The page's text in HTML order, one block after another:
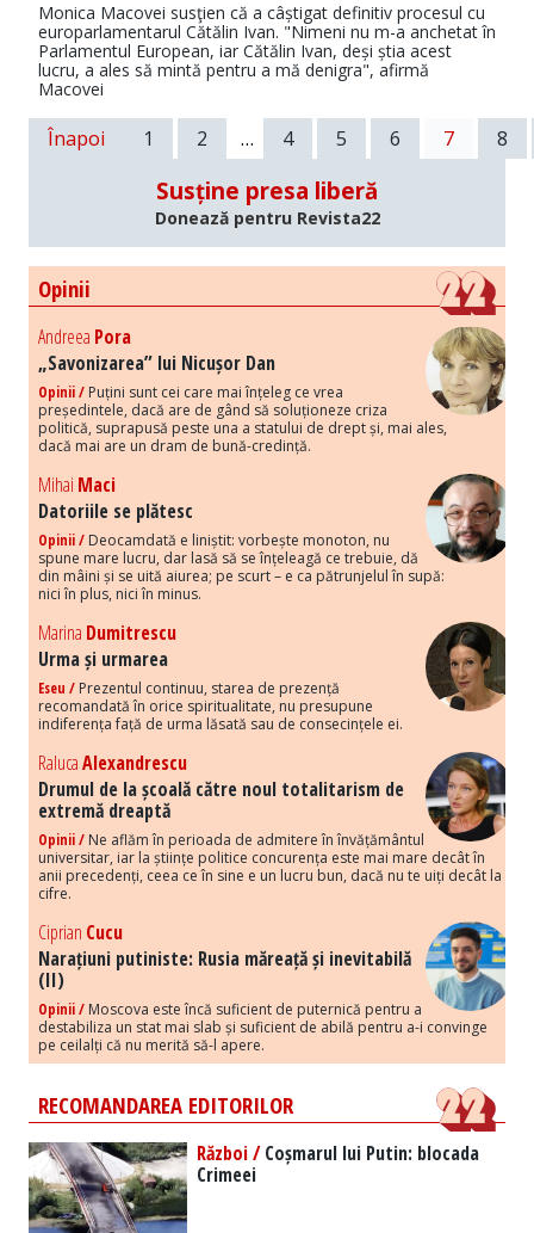
Monica Macovei susţien că a câștigat definitiv procesul cu
europarlamentarul Cătălin Ivan. "Nimeni nu m-a anchetat în
Parlamentul European, iar Cătălin Ivan, deși știa acest
lucru, a ales să mintă pentru a mă denigra", afirmă
Macovei
Înapoi 1 2 … 4 5 6 7 8
Susține presa liberă
Donează pentru Revista22
Opinii
Andreea Pora
„Savonizarea” lui Nicușor Dan
Opinii / Puțini sunt cei care mai înțeleg ce vrea
președintele, dacă are de gând să soluționeze criza
politică, suprapusă peste una a statului de drept și, mai ales,
dacă mai are un dram de bună-credință.
Mihai Maci
Datoriile se plătesc
Opinii / Deocamdată e liniștit: vorbește monoton, nu
spune mare lucru, dar lasă să se înțeleagă ce trebuie, dă
din mâini și se uită aiurea; pe scurt – e ca pătrunjelul în supă:
nici în plus, nici în minus.
Marina Dumitrescu
Urma și urmarea
Eseu / Prezentul continuu, starea de prezență
recomandată în orice spiritualitate, nu presupune
indiferența față de urma lăsată sau de consecințele ei.
RalucaAlexandrescu
Drumul de la școală către noul totalitarism de
extremă dreaptă
Opinii / Ne aflăm în perioada de admitere în învățământul
universitar, iar la științe politice concurența este mai mare decât în
anii precedenți, ceea ce în sine e un lucru bun, dacă nu te uiți decât la
cifre.
Ciprian Cucu
Narațiuni putiniste: Rusia măreață și inevitabilă
(II)
Opinii / Moscova este încă suficient de puternică pentru a
destabiliza un stat mai slab și suficient de abilă pentru a-i convinge
pe ceilalți că nu merită să-l apere.
RECOMANDAREA EDITORILOR
Război /Coșmarul lui Putin: blocada
Crimeei